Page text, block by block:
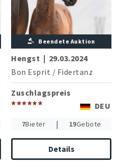
Beendete Auktion
Hengst | 29.03.2024
Bon Esprit / Fidertanz
Zuschlagspreis
****** DEU
7Bieter | 19Gebote
Details
Halbschwester zu Federades: